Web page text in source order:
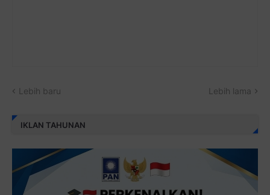
Lebih baru Lebih lama
IKLAN TAHUNAN